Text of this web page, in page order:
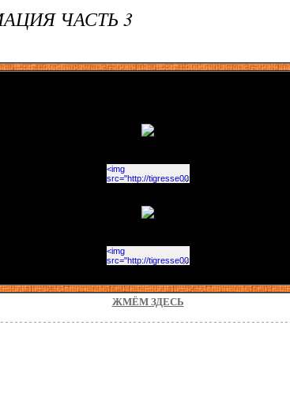
ЧАСТЬ 3
ЖМЁМ ЗДЕСЬ